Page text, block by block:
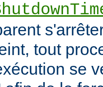
tout
se